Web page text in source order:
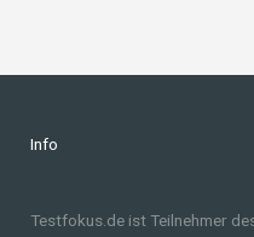
Info
Testfokus.de ist Teilnehmer